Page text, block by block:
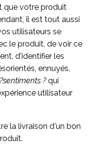
que votre produit
il est tout aussi
utilisateurs se
le produit, de voir ce
d'identifier les
ennuyés,
?sentiments ?qui
utilisateur
la livraison d'un bon